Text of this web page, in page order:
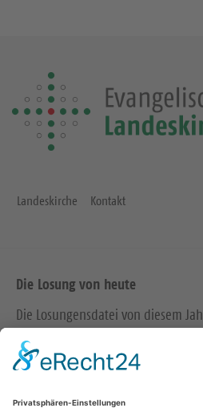
Landeskirche Kontakt
Die Losung von heute
Die Losungensdatei von diesem
werden. Wie das Problem gelöst
hiernachlesen.